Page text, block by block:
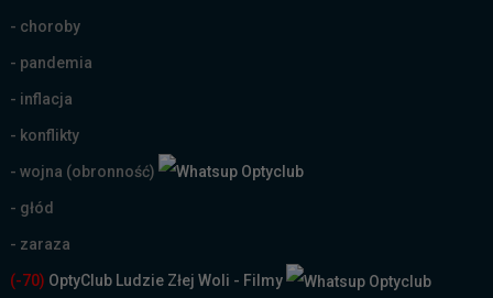
- choroby
- pandemia
- inflacja
- konflikty
- wojna (obronność)
- głód
- zaraza
(-70) OptyClub Ludzie Złej Woli - Filmy